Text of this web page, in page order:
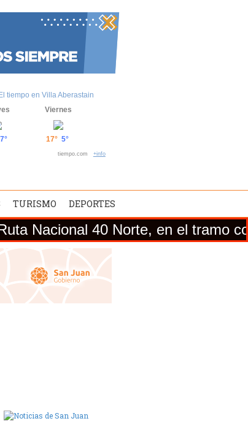
El tiempo en Villa Aberastain
7°
Viernes
17° 5°
tiempo.com +info
TURISMO DEPORTES
40 Norte, en el tramo